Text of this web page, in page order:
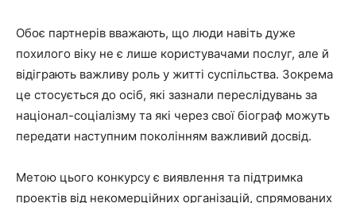
Обоє партнерів вважають, що люди навіть дуже
похилого віку не є лише користувачами послуг, але й
відіграють важливу роль у житті суспільства. Зокрема
це стосується до осіб, які зазнали переслідувань за
націонал-соціалізму та які через свої біограф можуть
передати наступним поколінням важливий досвід.
Метою цього конкурсу є виявлення та підтримка
проектів від некомерційних організацій, спрямованих